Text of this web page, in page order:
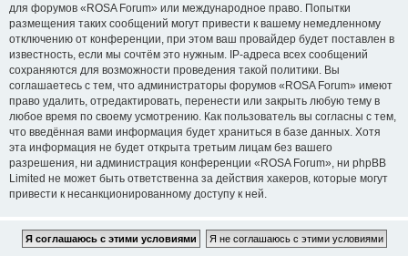
для форумов «ROSA Forum» или международное право. Попытки
размещения таких сообщений могут привести к вашему немедленному
отключению от конференции, при этом ваш провайдер будет поставлен в
известность, если мы сочтём это нужным. IP-адреса всех сообщений
сохраняются для возможности проведения такой политики. Вы
соглашаетесь с тем, что администраторы форумов «ROSA Forum» имеют
право удалить, отредактировать, перенести или закрыть любую тему в
любое время по своему усмотрению. Как пользователь вы согласны с тем,
что введённая вами информация будет храниться в базе данных. Хотя
эта информация не будет открыта третьим лицам без вашего
разрешения, ни администрация конференции «ROSA Forum», ни phpBB
Limited не может быть ответственна за действия хакеров, которые могут
привести к несанкционированному доступу к ней.